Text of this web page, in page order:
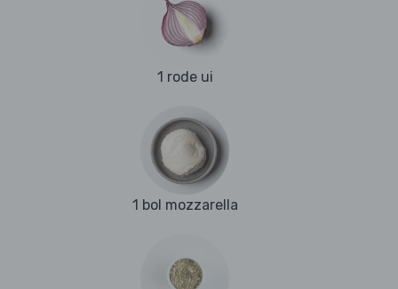
1 rode ui
1 bol mozzarella